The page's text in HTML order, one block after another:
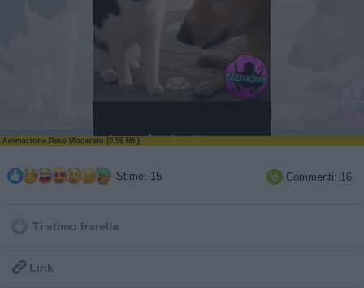
Animazione Peso Moderato (0.56 Mb)
Stime: 15  Commenti: 16
Ti stimo fratella
 Link